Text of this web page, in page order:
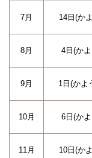
7月 14日(か
8月 4日(か
9月 1日(かよ
10月 6日(か
11月 10日(か